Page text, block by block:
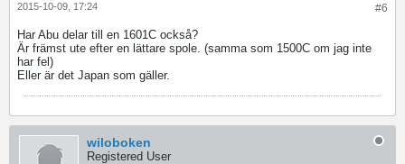
#6
2015-10-09, 17:24
Har Abu delar till en 1601C också?
Är främst ute efter en lättare spole. (samma som 1500C om jag inte
har fel)
Eller är det Japan som gäller.
wiloboken
Registered User